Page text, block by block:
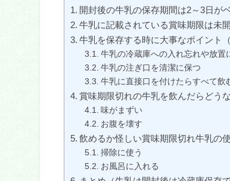
開封後の牛乳の保存期間は2～3日が
牛乳に記載されている賞味期限は未
牛乳を保存する時に大事なポイント
牛乳の冷蔵庫への入れ忘れや放置
牛乳の注ぎ口を清潔に保つ
牛乳に直接口を付けたらすべて飲
賞味期限切れの牛乳を飲んだらどう
味がまずい
お腹を壊す
飲めるか怪しい賞味期限切れ牛乳の
掃除に使う
お風呂に入れる